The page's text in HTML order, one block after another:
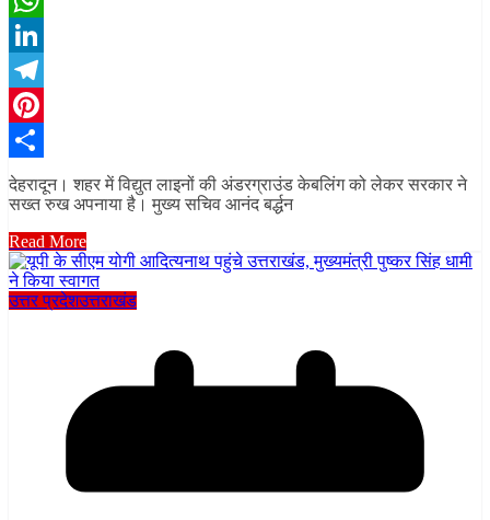
WhatsApp
LinkedIn
Telegram
Pinterest
Share
देहरादून। शहर में विद्युत लाइनों की अंडरग्राउंड केबलिंग को लेकर सरकार ने
सख्त रुख अपनाया है। मुख्य सचिव आनंद बर्द्धन
Read More
उत्तर प्रदेशउत्तराखंड